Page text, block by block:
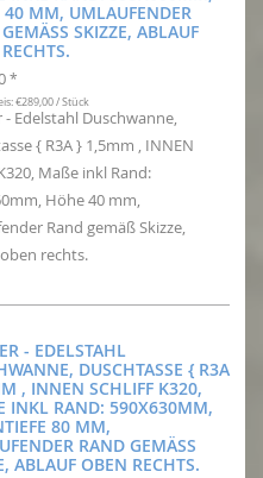
MM, UMLAUFENDER R
SKIZZE, ABLAUF OB
*
€289,00 / Stück
- Edelstahl Duschwanne,
{ R3A } 1,5mm , INNEN
Maße inkl Rand:
Höhe 40 mm,
Rand gemäß Skizze,
rechts.
- EDELSTAHL
DUSCHTASSE { R3A
, INNEN SCHLIFF K320,
INKL RAND: 590X630MM, I
80 MM, U
RAND GEMÄSS SK
OBEN RECHTS.